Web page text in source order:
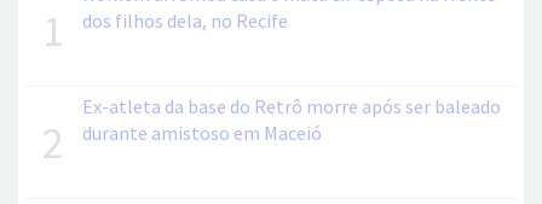
1
dos filhos dela, no Recife
2
Ex-atleta da base do Retrô morre após ser baleado
durante amistoso em Maceió